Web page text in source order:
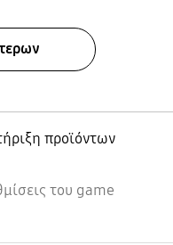
προϊόντων
του game